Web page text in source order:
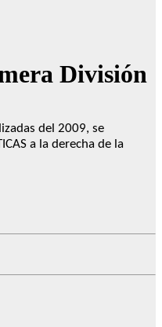
División
del 2009, se
a la derecha de la